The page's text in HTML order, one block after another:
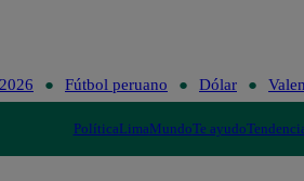
Fútbol peruano Dólar
PolíticaLimaMundoTe ayudo